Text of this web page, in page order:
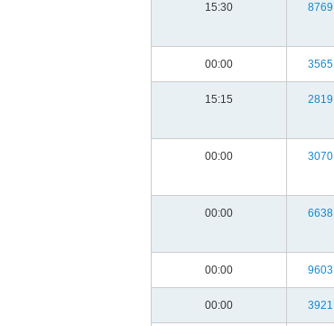
15:30 8769
00:00 3565
15:15 2819
00:00 3070
00:00 6638
00:00 9603
00:00 3921